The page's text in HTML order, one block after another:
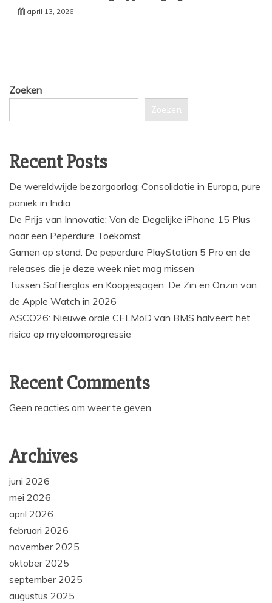
april 13, 2026
Zoeken
Zoeken
Recent Posts
De wereldwijde bezorgoorlog: Consolidatie in Europa, pure
paniek in India
De Prijs van Innovatie: Van de Degelijke iPhone 15 Plus
naar een Peperdure Toekomst
Gamen op stand: De peperdure PlayStation 5 Pro en de
releases die je deze week niet mag missen
Tussen Saffierglas en Koopjesjagen: De Zin en Onzin van
de Apple Watch in 2026
ASCO26: Nieuwe orale CELMoD van BMS halveert het
risico op myeloomprogressie
Recent Comments
Geen reacties om weer te geven.
Archives
juni 2026
mei 2026
april 2026
februari 2026
november 2025
oktober 2025
september 2025
augustus 2025